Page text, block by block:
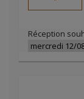
Réception